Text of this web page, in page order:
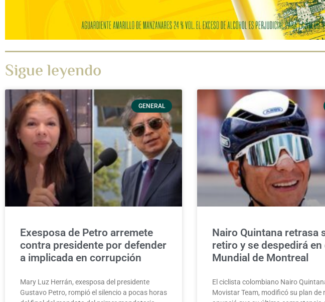
Sigue leyendo
GENERAL
Exesposa de Petro arremete
contra presidente por defender
a implicada en corrupción
Mary Luz Herrán, exesposa del presidente
Gustavo Petro, rompió el silencio a pocas horas
Nairo Quintana retrasa
retiro y se despedirá en
Mundial de Montreal
El ciclista colombiano Nairo
Movistar Team, modificó su plan de